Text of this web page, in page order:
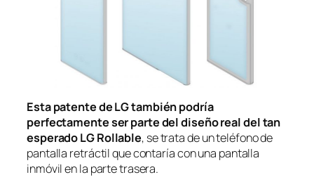
Esta patente de LG también podría
perfectamente ser parte del diseño real del tan
esperado LG Rollable, se trata de un teléfono de
pantalla retráctil que contaría con una pantalla
inmóvil en la parte trasera.